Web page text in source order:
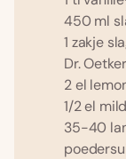
450 ml
1 zakje
Dr.
2 el
1/2 el
35-40